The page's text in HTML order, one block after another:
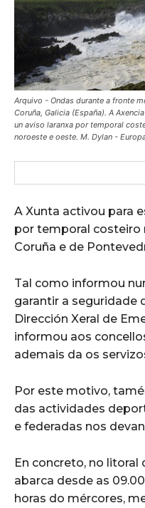
Arquivo - Ondas durante a fronte
Coruña, Galicia (España). A
un aviso laranxa por temporal
noroeste e oeste. M. Dylan -
A Xunta activou para
por temporal costeiro
Coruña e de
Tal como informou
garantir a seguridade
Dirección Xeral de
informou aos
ademais da os
Por este motivo,
das actividades
e federadas nos
En concreto, no litoral
abarca desde as
horas do mércores,